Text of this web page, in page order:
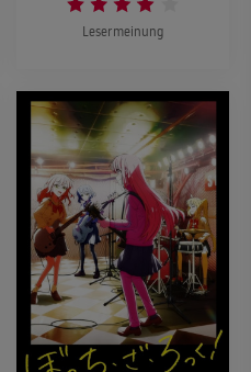
Lesermeinung